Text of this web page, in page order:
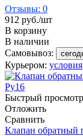
Отзывы: 0
912 руб./шт
В корзину
В наличии
Самовывоз:
Курьером: условия
Быстрый просмотр
Отложить
Сравнить
Клапан обратный